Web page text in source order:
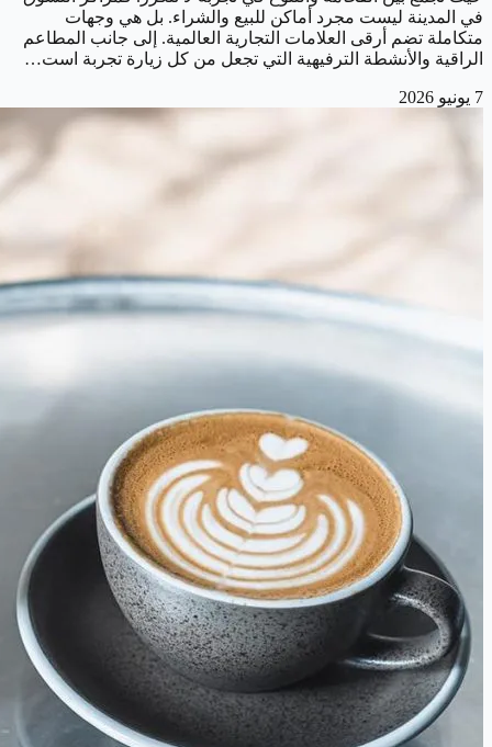
في المدينة ليست مجرد أماكن للبيع والشراء. بل هي وجهات
متكاملة تضم أرقى العلامات التجارية العالمية. إلى جانب المطاعم
الراقية والأنشطة الترفيهية التي تجعل من كل زيارة تجربة است…
7 يونيو 2026